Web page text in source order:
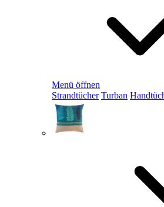
Menü öffnen
Strandtücher Turban